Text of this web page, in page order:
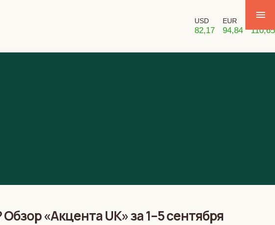
USD
82,17
EUR
94,84 110,65
«Акцента UK» за 1–5 сентября